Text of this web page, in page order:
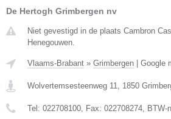
De Hertogh Grimbergen nv
Niet gevestigd in de plaats Cambron
Henegouwen.
Vlaams-Brabant » Grimbergen Google
Wolvertemsesteenweg 11 1850
Tel: 022708100 , Fax: 022708274 , BTW-